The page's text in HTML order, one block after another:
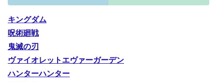
キングダム
呪術廻戦
鬼滅の刃
ヴァイオレットエヴァーガーデン
ハンターハンター